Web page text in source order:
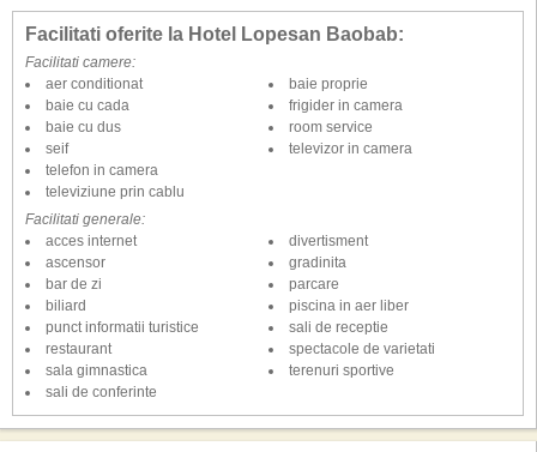
Facilitati oferite la Hotel Lopesan Baobab:
Facilitati camere:
aer conditionat
baie cu cada
baie cu dus
baie proprie
frigider in camera
room service
seif
telefon in camera
televiziune prin cablu
televizor in camera
Facilitati generale:
acces internet
ascensor
bar de zi
biliard
divertisment
gradinita
parcare
piscina in aer liber
punct informatii turistice
restaurant
sala gimnastica
sali de conferinte
sali de receptie
spectacole de varietati
terenuri sportive